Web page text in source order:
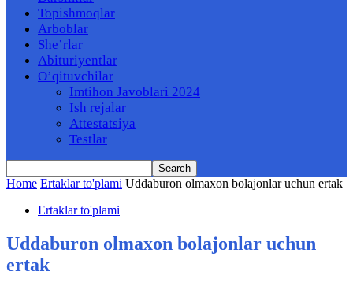
Topishmoqlar
Arboblar
She’rlar
Abituriyentlar
O’qituvchilar
Imtihon Javoblari 2024
Ish rejalar
Attestatsiya
Testlar
Home Ertaklar to'plami Uddaburon olmaxon bolajonlar uchun ertak
Ertaklar to'plami
Uddaburon olmaxon bolajonlar uchun
ertak